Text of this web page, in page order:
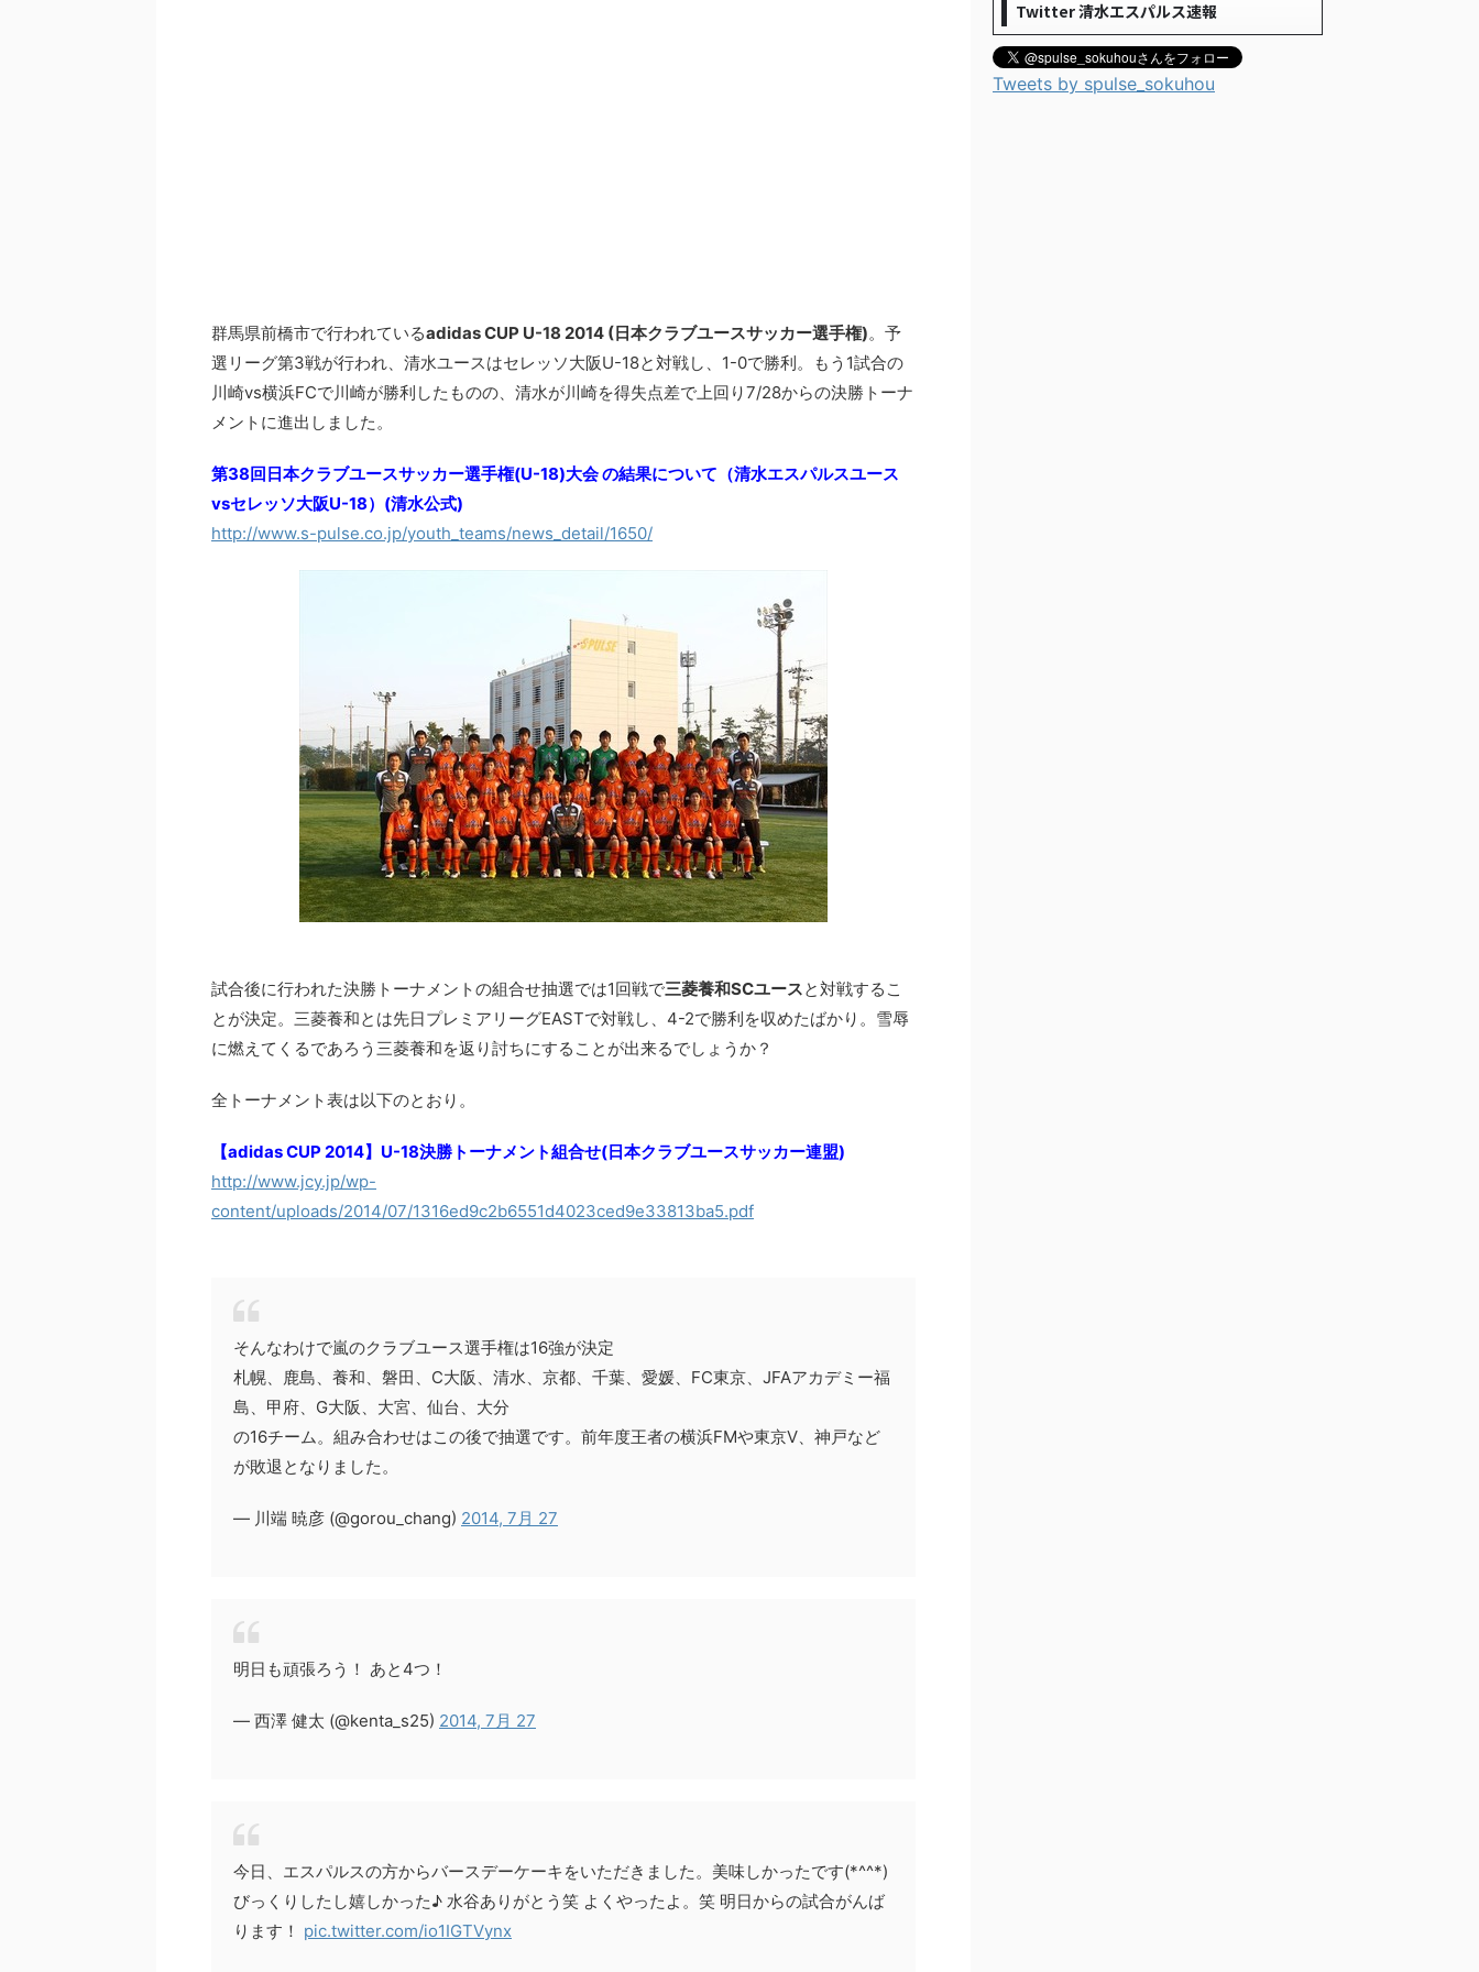
群馬県前橋市で行われているadidas CUP U-18 2014 (日本クラブユースサッカー選手権)。予
選リーグ第3戦が行われ、清水ユースはセレッソ大阪U-18と対戦し、1-0で勝利。もう1試合の
川崎vs横浜FCで川崎が勝利したものの、清水が川崎を得失点差で上回り7/28からの決勝トーナ
メントに進出しました。
第38回日本クラブユースサッカー選手権(U-18)大会 の結果について（清水エスパルスユース
vsセレッソ大阪U-18）(清水公式)
http://www.s-pulse.co.jp/youth_teams/news_detail/1650/
試合後に行われた決勝トーナメントの組合せ抽選では1回戦で三菱養和SCユースと対戦するこ
とが決定。三菱養和とは先日プレミアリーグEASTで対戦し、4-2で勝利を収めたばかり。雪辱
に燃えてくるであろう三菱養和を返り討ちにすることが出来るでしょうか？
全トーナメント表は以下のとおり。
【adidas CUP 2014】U-18決勝トーナメント組合せ(日本クラブユースサッカー連盟)
http://www.jcy.jp/wp-
content/uploads/2014/07/1316ed9c2b6551d4023ced9e33813ba5.pdf
そんなわけで嵐のクラブユース選手権は16強が決定
札幌、鹿島、養和、磐田、C大阪、清水、京都、千葉、愛媛、FC東京、JFAアカデミー福
島、甲府、G大阪、大宮、仙台、大分
の16チーム。組み合わせはこの後で抽選です。前年度王者の横浜FMや東京V、神戸など
が敗退となりました。
— 川端 暁彦 (@gorou_chang) 2014, 7月 27
明日も頑張ろう！ あと4つ！
— 西澤 健太 (@kenta_s25) 2014, 7月 27
今日、エスパルスの方からバースデーケーキをいただきました。美味しかったです(*^^*)
びっくりしたし嬉しかった♪ 水谷ありがとう笑 よくやったよ。笑 明日からの試合がんば
ります！ pic.twitter.com/io1IGTVynx
Twitter 清水エスパルス速報
Tweets by spulse_sokuhou